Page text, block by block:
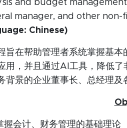
and budget
manager, and other non-
Chinese)
旨在帮助管理者系统掌握基
用，并且通过AI工具，降低
背景的企业董事长、总经理及
握会计、财务管理的基础理论